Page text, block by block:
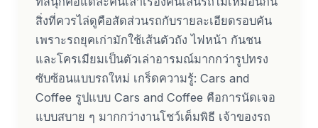
สิ่งที่ควรไล่ดูคือสัดส่วนรถกับรายละเอียดรอบคัน
เพราะรถยุคเก่ามักใช้เส้นตัวถัง ไฟหน้า กันชน
และโครเมียมเป็นตัวเล่าอารมณ์มากกว่ารูปทรง
ซับซ้อนแบบรถใหม่ เกร็ดความรู้: Cars and
Coffee รูปแบบ Cars and Coffee คือการนัดเจอ
แบบสบาย ๆ มากกว่างานโชว์เต็มพิธี เจ้าของรถ